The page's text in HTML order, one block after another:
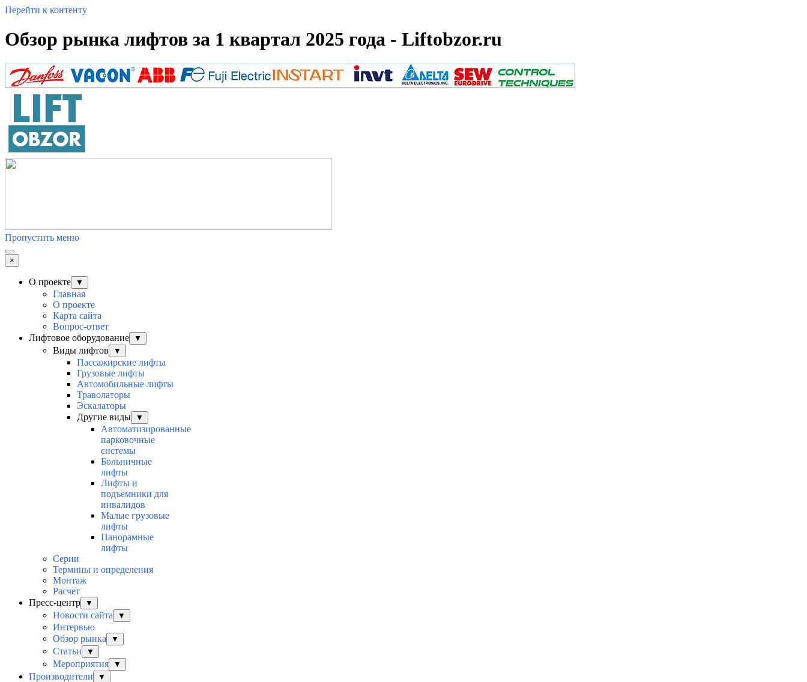
Перейти к контенту
Обзор рынка лифтов за 1 квартал 2025 года - Liftobzor.ru
Пропустить меню
×
О проекте ▼
Главная
О проекте
Карта сайта
Вопрос-ответ
Лифтовое оборудование
▼
Виды лифтов ▼
Пассажирские лифты
Грузовые лифты
Автомобильные лифты
Траволаторы
Эскалаторы
Другие виды
▼
Автоматизированные
парковочные
системы
Больничные
лифты
Лифты и
подъемники для
инвалидов
Малые грузовые
лифты
Панорамные
лифты
Серии
Термины и определения
Монтаж
Расчет
Пресс-центр
▼
Новости сайта ▼
Интервью
Обзор рынка
▼
Статьи ▼
Мероприятия ▼
Производители ▼